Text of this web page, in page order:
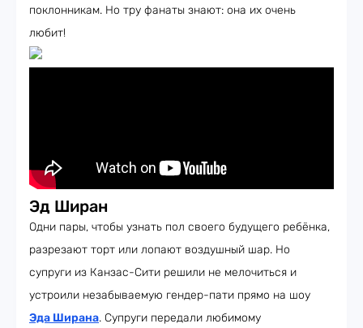
поклонникам. Но тру фанаты знают: она их очень
любит!
Эд Ширан
Одни пары, чтобы узнать пол своего будущего ребёнка,
разрезают торт или лопают воздушный шар. Но
супруги из Канзас-Сити решили не мелочиться и
устроили незабываемую гендер-пати прямо на шоу
Эда Ширана. Супруги передали любимому